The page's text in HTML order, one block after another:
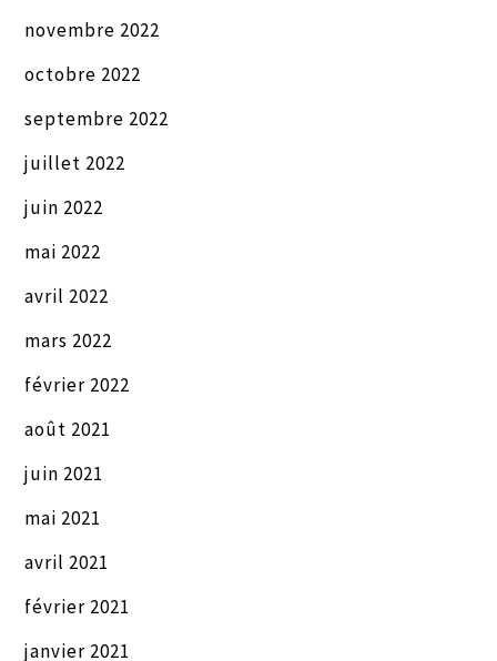
novembre 2022
octobre 2022
septembre 2022
juillet 2022
juin 2022
mai 2022
avril 2022
mars 2022
février 2022
août 2021
juin 2021
mai 2021
avril 2021
février 2021
janvier 2021